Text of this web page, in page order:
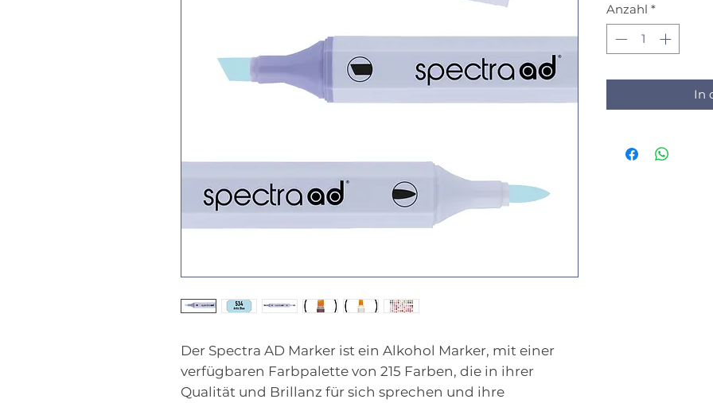
Der Spectra AD Marker ist ein Alkohol Marker, mit einer
verfügbaren Farbpalette von 215 Farben, die in ihrer
Qualität und Brillanz für sich sprechen und ihre
Anzahl *
In